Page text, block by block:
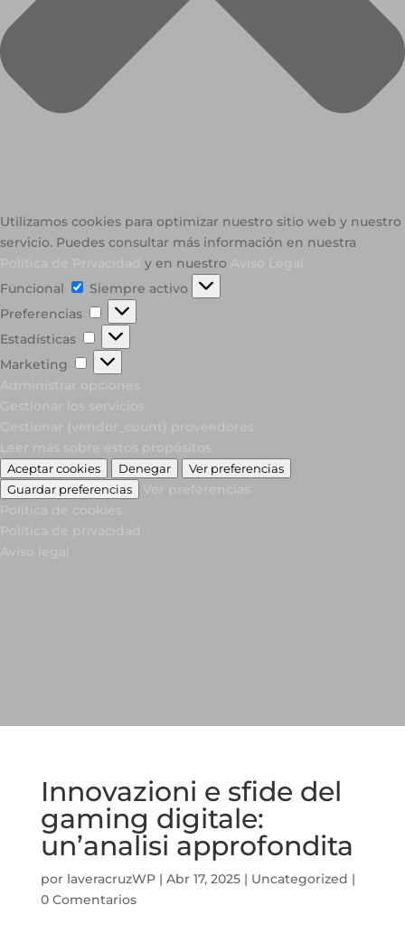
Utilizamos cookies para optimizar nuestro sitio web y nuestro
servicio. Puedes consultar más información en nuestra
y en nuestro
Funcional
Funcional
Siempre activo
Preferencias
Preferencias
Estadísticas
Estadísticas
Marketing
Marketing
Aceptar cookies Denegar
Ver preferencias
Guardar preferencias
Innovazioni e sfide del
gaming digitale:
un’analisi approfondita
por laveracruzWP| Abr 17, 2025| Uncategorized |
0 Comentarios